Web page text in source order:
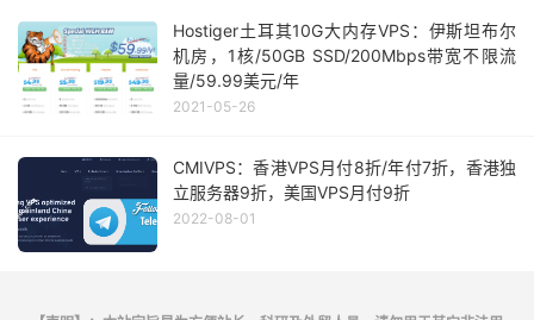
Hostiger土耳其10G大内存VPS：伊斯坦布尔
机房，1核/50GB SSD/200Mbps带宽不限流
量/59.99美元/年
2021-05-26
CMIVPS：香港VPS月付8折/年付7折，香港独
立服务器9折，美国VPS月付9折
2022-08-01